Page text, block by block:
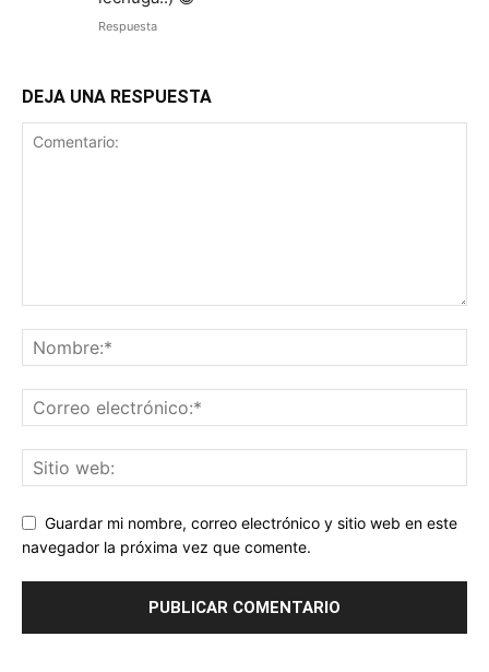
Respuesta
DEJA UNA RESPUESTA
Guardar mi nombre, correo electrónico y sitio web en este
navegador la próxima vez que comente.